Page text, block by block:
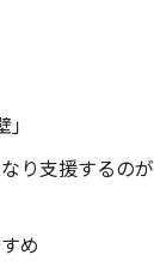
り支援するのが
め